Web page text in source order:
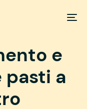
e
a